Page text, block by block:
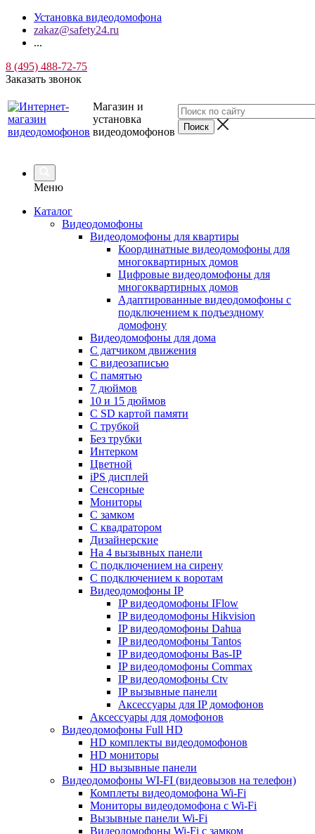
Установка видеодомофона
zakaz@safety24.ru
...
8 (495) 488-72-75
Заказать звонок
Магазин и
установка
видеодомофонов
Меню
Каталог
Видеодомофоны
Видеодомофоны для квартиры
Координатные видеодомофоны для
многоквартирных домов
Цифровые видеодомофоны для
многоквартирных домов
Адаптированные видеодомофоны с
подключением к подъездному
домофону
Видеодомофоны для дома
С датчиком движения
С видеозаписью
C памятью
7 дюймов
10 и 15 дюймов
С SD картой памяти
С трубкой
Без трубки
Интерком
Цветной
iPS дисплей
Сенсорные
Мониторы
С замком
C квадратором
Дизайнерские
На 4 вызывных панели
С подключением на сирену
С подключением к воротам
Видеодомофоны IP
IP видеодомофоны IFlow
IP видеодомофоны Hikvision
IP видеодомофоны Dahua
IP видеодомофоны Tantos
IP видеодомофоны Bas-IP
IP видеодомофоны Commax
IP видеодомофоны Ctv
IP вызывные панели
Аксессуары для IP домофонов
Аксессуары для домофонов
Видеодомофоны Full HD
HD комплекты видеодомофонов
HD мониторы
HD вызывные панели
Видеодомофоны WI-FI (видеовызов на телефон)
Комплеты видеодомофона Wi-Fi
Мониторы видеодомофона с Wi-Fi
Вызывные панели Wi-Fi
Видеодомофоны Wi-Fi с замком